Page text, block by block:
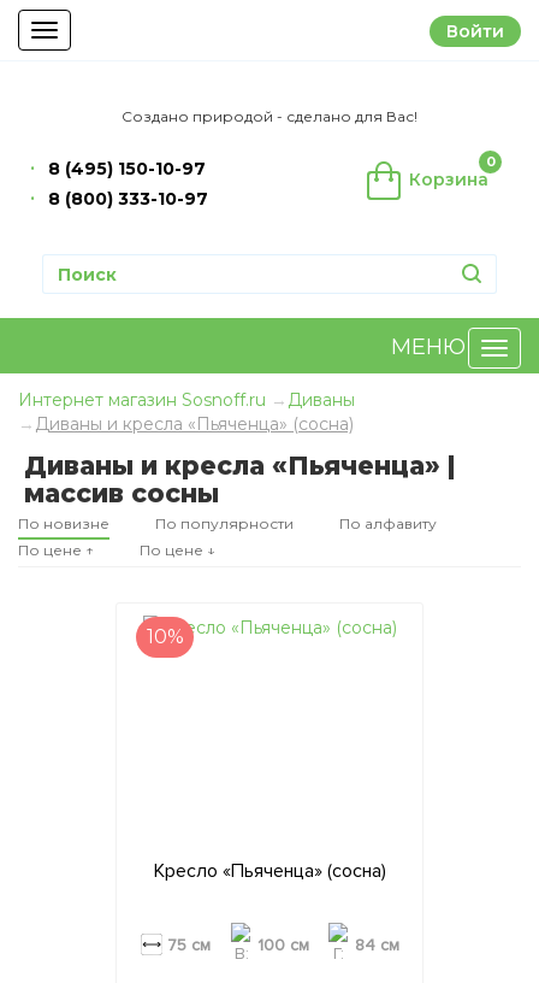
Toggle
navigation
Войти
Создано природой - сделано для Вас!
Корзина
0
8 (495) 150-10-97
8 (800) 333-10-97
МЕНЮ
Интернет магазин Sosnoff.ru
Диваны
Диваны и кресла «Пьяченца» (сосна)
Диваны и кресла «Пьяченца» |
массив сосны
По новизне По популярности
По алфавиту
По цене ↑
По цене ↓
10%
Кресло «Пьяченца» (сосна)
75 см 100 см 84 см